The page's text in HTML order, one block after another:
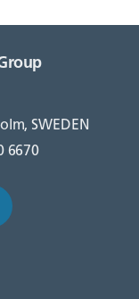
SWEDEN
6670